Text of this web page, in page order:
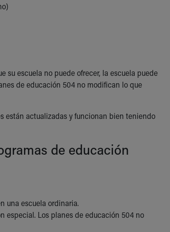
escuela no puede ofrecer, la escuela puede
de educación 504 no modifican lo que
están actualizadas y funcionan bien teniendo
de educación
una escuela ordinaria.
especial. Los planes de educación 504 no